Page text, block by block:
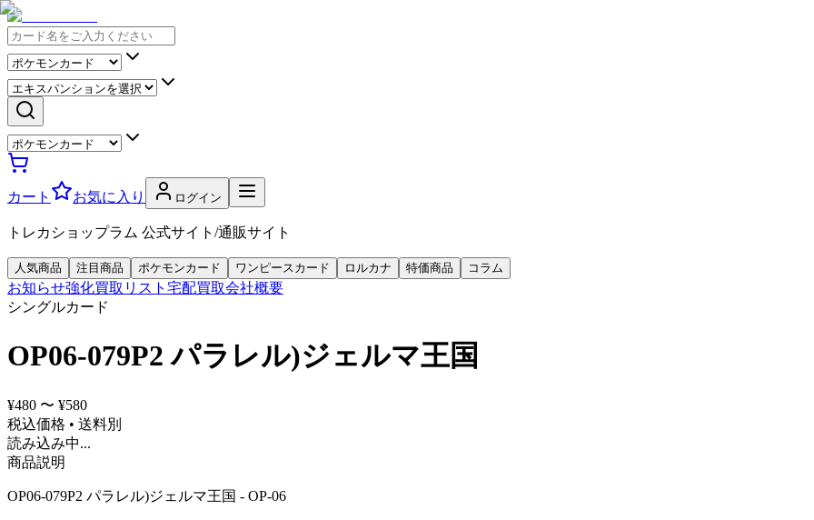
カート お気に入り ログイン
トレカショップラム 公式サイト/通販サイト
人気商品 注目商品 ポケモンカード ワンピースカード ロルカナ 特価商品 コラム
お知らせ強化買取リスト 宅配買取会社概要
シングルカード
OP06-079P2 パラレル)ジェルマ王国
¥480 〜 ¥580
税込価格 • 送料別
読み込み中...
商品説明
OP06-079P2 パラレル)ジェルマ王国 - OP-06